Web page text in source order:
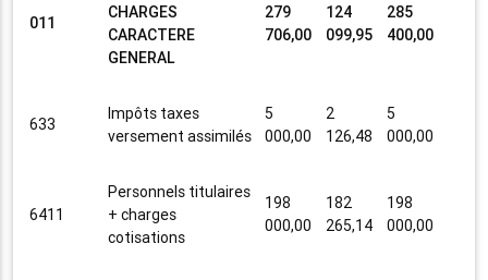
011
CHARGES
CARACTERE
GENERAL
279
706,00
124
099,95
285
400,00
633
Impôts taxes
versement assimilés
5
000,00
2
126,48
5
000,00
6411
Personnels titulaires
+ charges
cotisations
198
000,00
182
265,14
198
000,00